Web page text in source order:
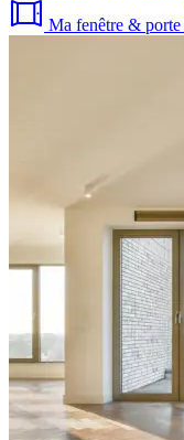
Ma fenêtre & porte